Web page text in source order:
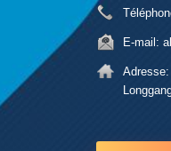
E-mail:
Adresse: